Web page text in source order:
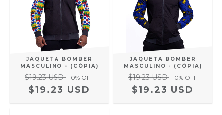
JAQUETA BOMBER
MASCULINO - (CÓPIA)
$19.23 USD 0% OFF
$19.23 USD
JAQUETA BOMBER
MASCULINO - (CÓPIA)
$19.23 USD 0% OFF
$19.23 USD